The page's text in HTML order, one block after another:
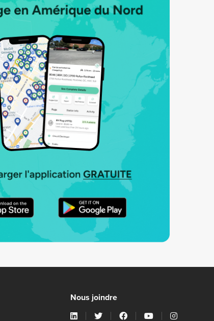
Nous joindre